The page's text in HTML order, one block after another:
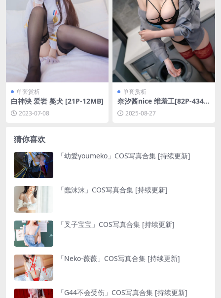
单套赏析
白神泱 爱岩 獒犬 [21P-12MB]
2023-07-08
单套赏析
奈汐酱nice 维羞工[82P-434.5
M]2025-08-27
猜你喜欢
「幼愛youmeko」COS写真合集 [持续更新]
「蠢沫沫」COS写真合集 [持续更新]
「叉子宝宝」COS写真合集 [持续更新]
「Neko-薇薇」COS写真合集 [持续更新]
「G44不会受伤」COS写真合集 [持续更新]